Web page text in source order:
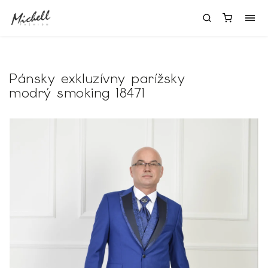
Pánsky exkluzívny parížsky
modrý smoking 18471